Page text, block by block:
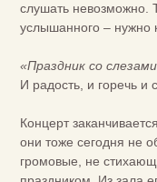
слушать невозможно.
услышанного – нужно
«Праздник со
И радость, и горечь и
Концерт
они тоже сегодня не
громовые, не